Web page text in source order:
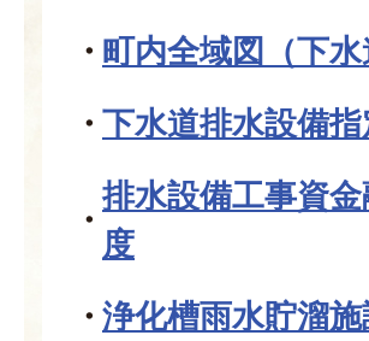
町内全域図（下
下水道排水設備
排水設備工事資
度
浄化槽雨水貯溜